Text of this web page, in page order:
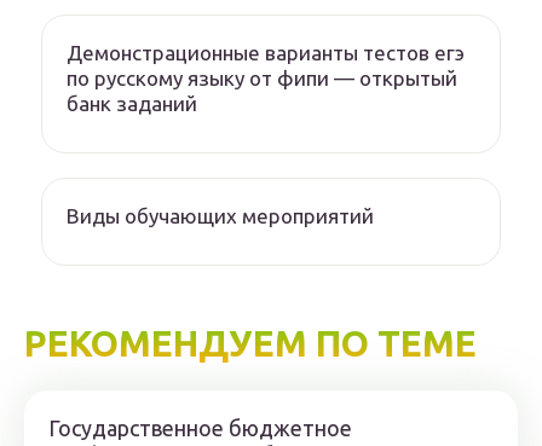
Демонстрационные варианты тестов егэ
по русскому языку от фипи — открытый
банк заданий
Виды обучающих мероприятий
РЕКОМЕНДУЕМ ПО ТЕМЕ
Государственное бюджетное